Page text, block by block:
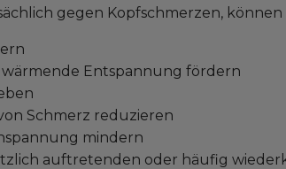
gegen Kopfschmerzen, können
Entspannung fördern
Schmerz reduzieren
mindern
auftretenden oder häufig